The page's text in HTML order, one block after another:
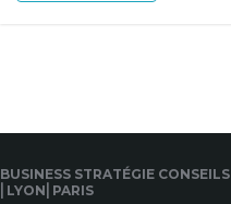
BUSINESS STRATÉGIE CONSEILS
⎜LYON⎜PARIS